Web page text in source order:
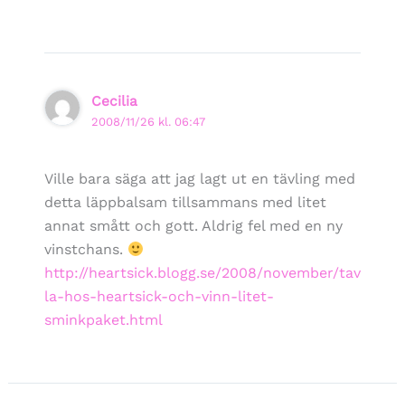
Cecilia
2008/11/26 kl. 06:47
Ville bara säga att jag lagt ut en tävling med
detta läppbalsam tillsammans med litet
annat smått och gott. Aldrig fel med en ny
vinstchans.
http://heartsick.blogg.se/2008/november/tav
la-hos-heartsick-och-vinn-litet-
sminkpaket.html